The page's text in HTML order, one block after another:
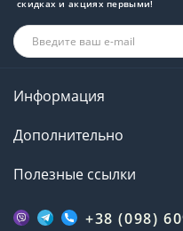
скидках и акциях первыми!
Информация
Дополнительно
Полезные ссылки
+38 (098)